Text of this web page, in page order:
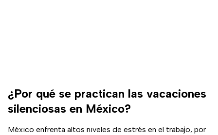
¿Por qué se practican las vacaciones
silenciosas en México?
México enfrenta altos niveles de estrés en el trabajo, por